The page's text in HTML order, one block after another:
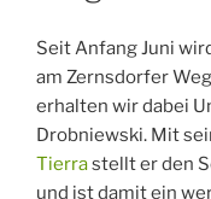
Seit Anfang Juni
am Zernsdorfer
erhalten wir dabei
Drobniewski. Mit
Tierrastellt er den
und ist damit ein